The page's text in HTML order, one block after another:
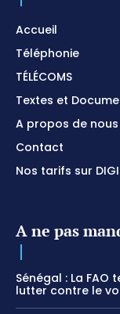
Accueil
Téléphonie
TÉLÉCOMS
Textes et
A propos de nous
Contact
Nos tarifs sur
A ne pas
Sénégal : La FAO
lutter contre le